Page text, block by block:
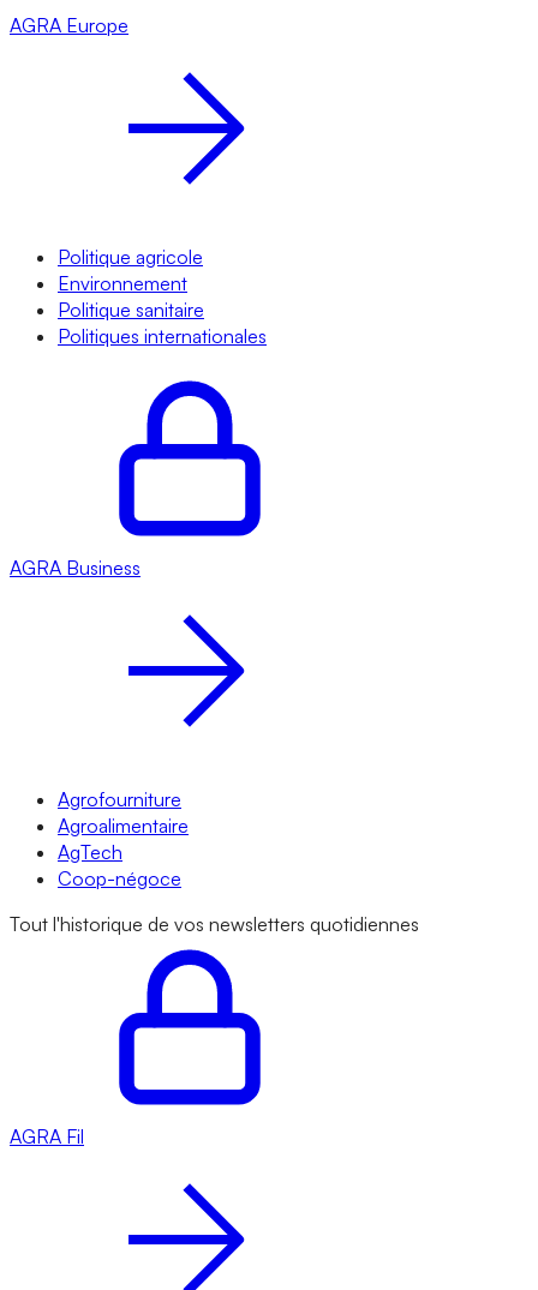
AGRA Europe
Politique agricole
Environnement
Politique sanitaire
Politiques internationales
AGRA Business
Agrofourniture
Agroalimentaire
AgTech
Coop-négoce
Tout l'historique de vos newsletters quotidiennes
AGRA Fil